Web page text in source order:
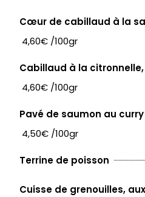
Cœur de cabillaud à la
4,60€ /100gr
Cabillaud à la
4,60€ /100gr
Pavé de saumon au
4,50€ /100gr
Terrine de poisson
Cuisse de grenouilles,